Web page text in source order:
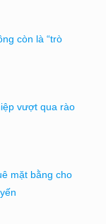
còn là “trò
vượt qua rào
mặt bằng cho